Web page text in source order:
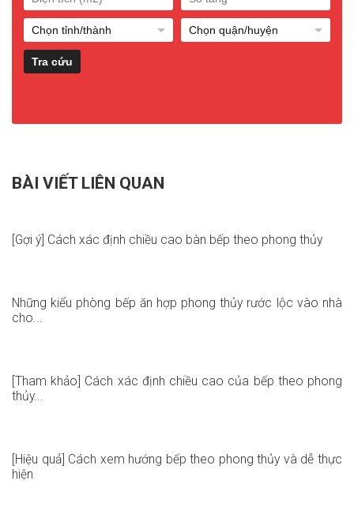
BÀI VIẾT LIÊN QUAN
[Gợi ý] Cách xác định chiều cao bàn bếp theo phong thủy
Những kiểu phòng bếp ăn hợp phong thủy rước lộc vào nhà
cho...
[Tham khảo] Cách xác định chiều cao của bếp theo phong
thủy...
[Hiệu quả] Cách xem hướng bếp theo phong thủy và dễ thực
hiện